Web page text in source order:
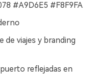
#A9D6E5 #F8F9FA
de viajes y branding
reflejadas en